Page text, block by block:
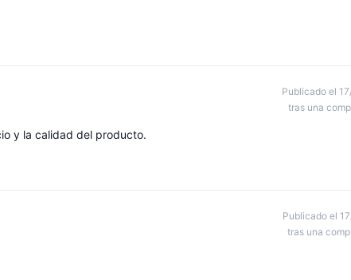
Publicado el
tras una
y la calidad del producto.
Publicado el
tras una